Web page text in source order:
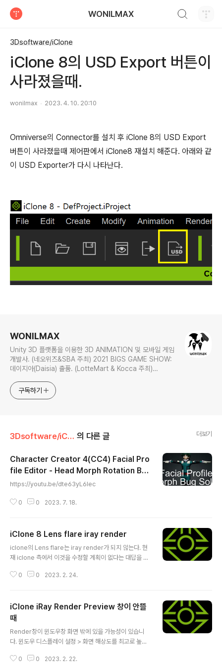
WONILMAX
3Dsoftware/iClone
iClone 8의 USD Export 버튼이
사라졌을때.
wonilmax 2023. 4. 10. 20:10
Omniverse의 Connector를 설치 후 iClone 8의 USD Export
버튼이 사라졌을때 제어판에서 iClone8 재설치 해준다. 아래와 같
이 USD Exporter가 다시 나타난다.
WONILMAX
Unity 3D 플랫폼을 이용한 3D ANIMATION 및 모바일 게임
개발사. (네오위즈&SBA 주최) 2021 BIGS GAME SHOW:
데이지아(Daisia) 출품. (LotteMart & Kocca 주최)
https://wonilmax.tistory.com/5
구독하기
3Dsoftware/iClone 의 다른 글 더보기
Character Creator 4(CC4) Facial Pro
file Editor - Head Morph Rotation Bu
g | reallusion
https://youtu.be/dte63yL6Iec
0 0 2023. 7. 18.
iClone 8 Lens flare iray render
iclone의 Lens flare는 iray render가 되지 않는다. 현
재 iclone 측에서 이것을 수정할 계획이 없다는 대답을 들
0 0 2023. 2. 24.
iClone iRay Render Preview 창이 안뜰
때
Render창이 윈도우창 화면 밖에 있을 가능성이 있습니
다. 윈도우 디스플레이 설정 > 화면 해상도를 최고로 높혀 i
다. 그래도 창이 나오지 않으면, 해상도를 최대로 높인 상태
0 0 2023. 2. 22.